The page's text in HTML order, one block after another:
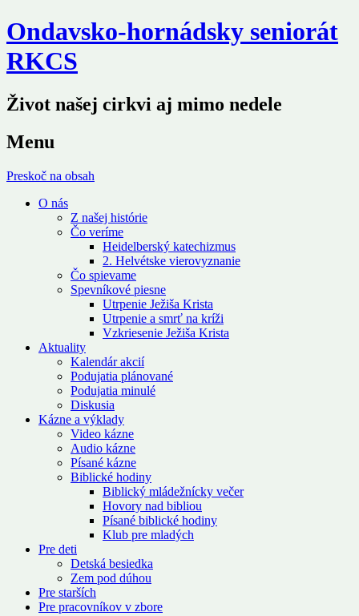
Ondavsko-hornádsky seniorát
RKCS
Život našej cirkvi aj mimo nedele
Menu
Preskoč na obsah
O nás
Z našej histórie
Čo veríme
Heidelberský katechizmus
2. Helvétske vierovyznanie
Čo spievame
Spevníkové piesne
Utrpenie Ježiša Krista
Utrpenie a smrť na kríži
Vzkriesenie Ježiša Krista
Aktuality
Kalendár akcií
Podujatia plánované
Podujatia minulé
Diskusia
Kázne a výklady
Video kázne
Audio kázne
Písané kázne
Biblické hodiny
Biblický mládežnícky večer
Hovory nad bibliou
Písané biblické hodiny
Klub pre mladých
Pre deti
Detská besiedka
Zem pod dúhou
Pre starších
Pre pracovníkov v zbore